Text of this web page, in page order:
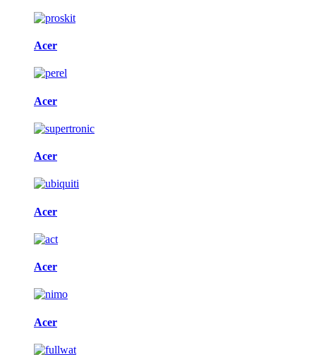
Acer
Acer
Acer
Acer
Acer
Acer